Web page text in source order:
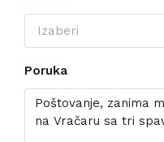
Izaberi
Poruka